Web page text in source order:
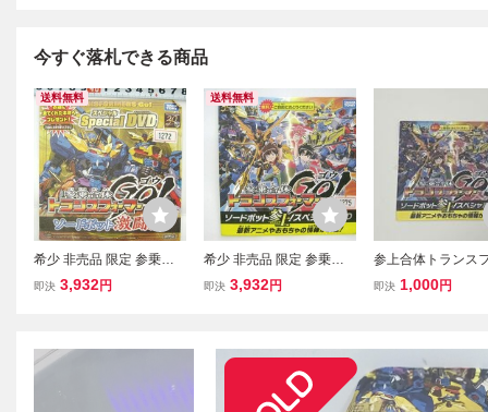
今すぐ落札できる商品
送料無料
希少 非売品 限定 参乗合
体GO! トランスフォーマ
即決 3,932円
送料無料
希少 非売品 限定 参乗合
体GO! トランスフォーマ
即決 3,932円
参上合体トランス
マーGO！ゴウ ソ
DVD 非売品
即決 1,000円